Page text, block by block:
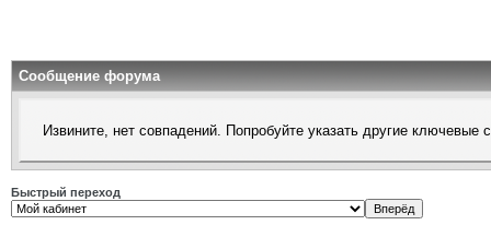
Сообщение форума
Извините, нет совпадений. Попробуйте указать другие ключевые
Быстрый переход